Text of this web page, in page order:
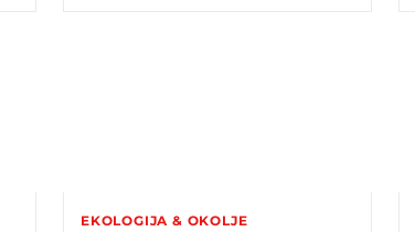
EKOLOGIJA & OKOLJE